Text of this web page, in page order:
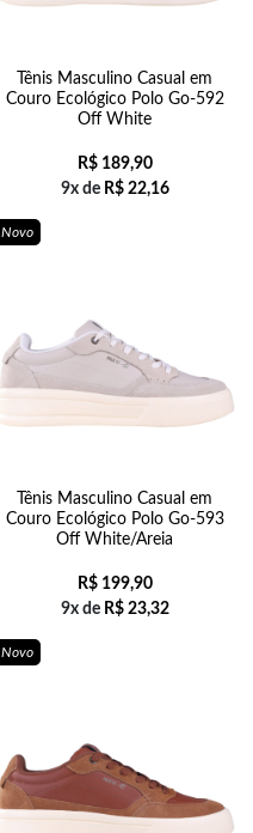
Tênis Masculino Casual em
Couro Ecológico Polo Go-592
Off White
R$189,90
9x de R$22,16
Novo
Tênis Masculino Casual em
Couro Ecológico Polo Go-593
Off White/Areia
R$199,90
9x de R$23,32
Novo